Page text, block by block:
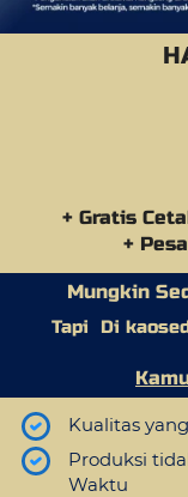
+ Gratis
+
Mungkin
Tapi  Di
Kualitas
Produksi
Waktu